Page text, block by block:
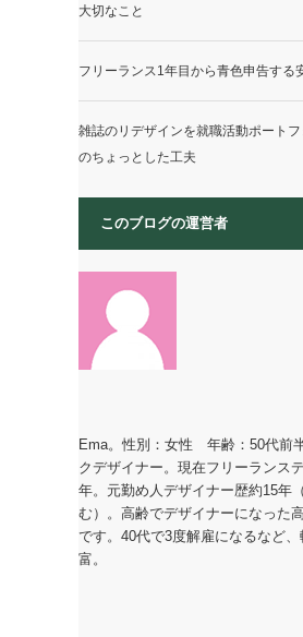
大切なこと
フリーランス1年目から青色申告する
雑誌のリデザインを就職活動ポート
のちょっとした工夫
このブログの運営者
Ema。性別：女性 年齢：50代前
クデザイナー。現在フリーランス
年。元勤め人デザイナー歴約15年
む）。高齢でデザイナーになった
です。40代で3度解雇になるなど
富。